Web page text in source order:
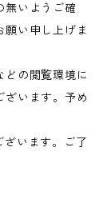
無いようご確
願い申し上げま
の閲覧環境に
ざいます。予め
います。ご了